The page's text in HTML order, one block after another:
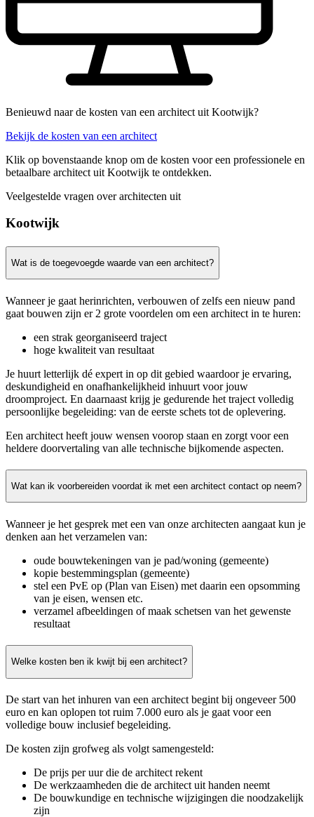
Benieuwd naar de kosten van een architect uit Kootwijk?
Bekijk de kosten van een architect
Klik op bovenstaande knop om de kosten voor een professionele en
betaalbare architect uit Kootwijk te ontdekken.
Veelgestelde vragen over architecten uit
Kootwijk
Wat is de toegevoegde waarde van een architect?
Wanneer je gaat herinrichten, verbouwen of zelfs een nieuw pand
gaat bouwen zijn er 2 grote voordelen om een architect in te huren:
een strak georganiseerd traject
hoge kwaliteit van resultaat
Je huurt letterlijk dé expert in op dit gebied waardoor je ervaring,
deskundigheid en onafhankelijkheid inhuurt voor jouw
droomproject. En daarnaast krijg je gedurende het traject volledig
persoonlijke begeleiding: van de eerste schets tot de oplevering.
Een architect heeft jouw wensen voorop staan en zorgt voor een
heldere doorvertaling van alle technische bijkomende aspecten.
Wat kan ik voorbereiden voordat ik met een architect contact op neem?
Wanneer je het gesprek met een van onze architecten aangaat kun je
denken aan het verzamelen van:
oude bouwtekeningen van je pad/woning (gemeente)
kopie bestemmingsplan (gemeente)
stel een PvE op (Plan van Eisen) met daarin een opsomming
van je eisen, wensen etc.
verzamel afbeeldingen of maak schetsen van het gewenste
resultaat
Welke kosten ben ik kwijt bij een architect?
De start van het inhuren van een architect begint bij ongeveer 500
euro en kan oplopen tot ruim 7.000 euro als je gaat voor een
volledige bouw inclusief begeleiding.
De kosten zijn grofweg als volgt samengesteld:
De prijs per uur die de architect rekent
De werkzaamheden die de architect uit handen neemt
De bouwkundige en technische wijzigingen die noodzakelijk
zijn